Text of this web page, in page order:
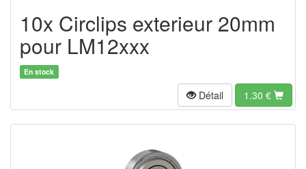
10x Circlips exterieur 20mm
pour LM12xxx
En stock
Détail 1.30 €